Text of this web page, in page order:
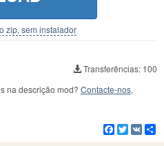
zip, sem instalador
Transferências: 100
na descrição mod? Contacte-nos,
Facebook
Twitter
VK